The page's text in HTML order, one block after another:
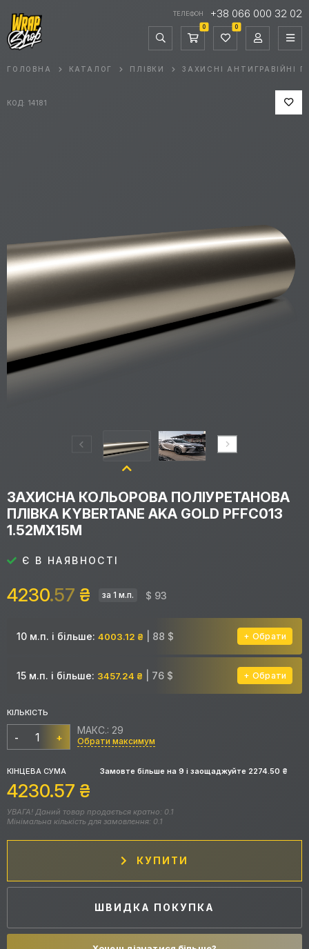
ТЕЛЕФОН +38 066 000 32 02
0 0
ГОЛОВНА КАТАЛОГ ПЛІВКИ ЗАХИСНІ АНТИГРАВІЙНІ
ЗАХИСНА КОЛЬОРОВА ПОЛІУРЕТАНОВА
ПЛІВКА KYBERTANE AKA GOLD PFFС013
1.52MX15M
Є В НАЯВНОСТІ
4230.57 ₴ за 1 м.п. $ 93
10 м.п. і більше: 4003.12 ₴ | 88 $ Обрати
15 м.п. і більше: 3457.24 ₴ | 76 $ Обрати
КІЛЬКІСТЬ
- +
МАКС.: 29
Обрати максимум
КІНЦЕВА СУМА Замовте більше на 9 і заощаджуйте 2274.50 ₴
4230.57 ₴
УВАГА! Даний товар продається кратно: 0.1
Мінімальна кількість для замовлення: 0.1
КУПИТИ
ШВИДКА ПОКУПКА
КОД: 14181